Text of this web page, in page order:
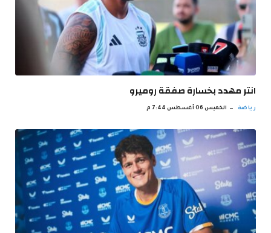
انتر مهدد بخسارة صفقة روميرو
رياضة الخميس 06 أغسطس 7:44 م